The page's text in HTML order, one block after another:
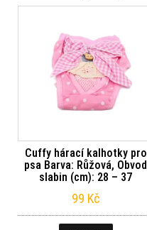
Cuffy hárací kalhotky pro
psa Barva: Růžová, Obvod
slabin (cm): 28 – 37
99 Kč